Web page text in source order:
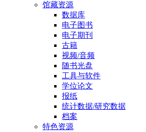
馆藏资源
数据库
电子图书
电子期刊
古籍
视频/音频
随书光盘
工具与软件
学位论文
报纸
统计数据/研究数据
档案
特色资源